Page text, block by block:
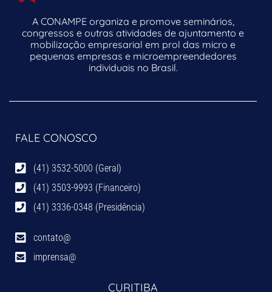
A CONAMPE organiza e promove seminários,
congressos e outras atividades de ajuntamento e
mobilização empresarial em prol das micro e
pequenas empresas e microempreendedores
individuais no Brasil.
FALE CONOSCO
(41) 3532-5000 (Geral)
(41) 3503-9993 (Financeiro)
(41) 3336-0348 (Presidência)
contato@
imprensa@
CURITIBA